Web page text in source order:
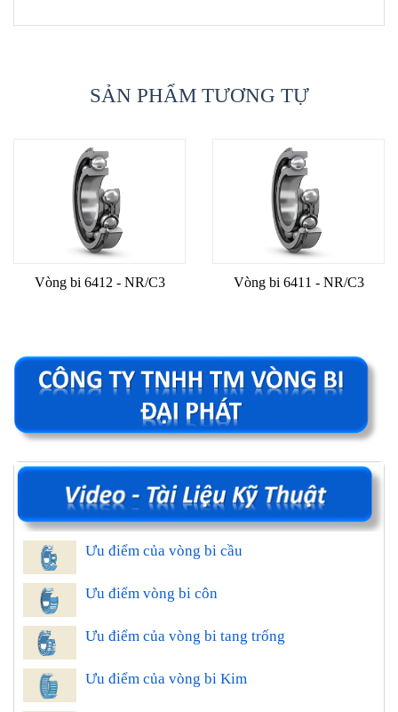
SẢN PHẨM TƯƠNG TỰ
Vòng bi 6412 - NR/C3 Vòng bi 6411 - NR/C3
Ưu điểm của vòng bi cầu
Ưu điểm vòng bi côn
Ưu điểm của vòng bi tang trống
Ưu điểm của vòng bi Kim